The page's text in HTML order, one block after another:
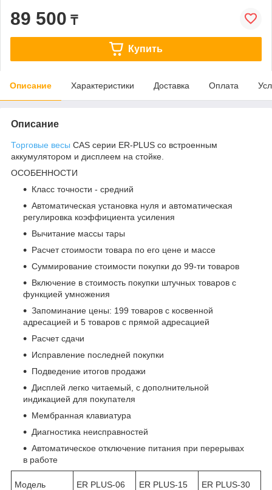
89 500 ₸
Купить
Описание Характеристики Доставка Оплата
Описание
Торговые весы CAS серии ER-PLUS со встроенным
аккумулятором и дисплеем на стойке.
ОСОБЕННОСТИ
Класс точности - средний
Автоматическая установка нуля и автоматическая
регулировка коэффициента усиления
Вычитание массы тары
Расчет стоимости товара по его цене и массе
Суммирование стоимости покупки до 99-ти товаров
Включение в стоимость покупки штучных товаров с
функцией умножения
Запоминание цены: 199 товаров с косвенной
адресацией и 5 товаров с прямой адресацией
Расчет сдачи
Исправление последней покупки
Подведение итогов продажи
Дисплей легко читаемый, с дополнительной
индикацией для покупателя
Мембранная клавиатура
Диагностика неисправностей
Автоматическое отключение питания при перерывах
в работе
Модель
ER PLUS-06 ER PLUS-15 ER PLUS-30